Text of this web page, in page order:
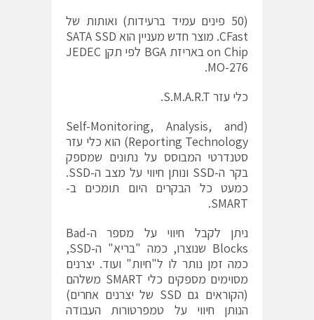
(50 פינים עמיד ברעידות) ואותות של
CFast. מוצר חדש מעניין הוא SATA SSD
on Chip באריזת BGA לפי תקן JEDEC
MO-276.
כלי עזר S.M.A.R.T.
(Self-Monitoring, Analysis, and
Reporting Technology) הוא כלי עזר
סטנדרטי המבוסס על נתונים שמספק
בקר ה-SSD ונותן חיווי על מצב ה-SSD.
כמעט כל הבקרים היום תומכים ב-
SMART.
ניתן לקבל חיווי על מספר ה-Bad
Blocks שנוצרו, כמה "בריא" ה-SSD,
כמה זמן נותר לו ל"חיות" ועוד. יצרנים
מסוימים מספקים כלי SMART משלהם
(הקוראים גם SSD של יצרנים אחרים)
הנותן חיווי על טמפרטורות העבודה